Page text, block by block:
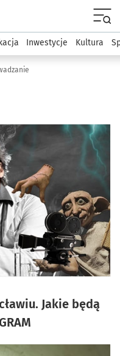
Inwestycje Kultura
Jakie będą